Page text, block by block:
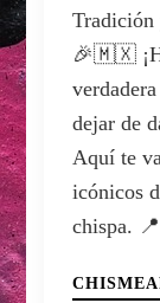
Tradición
🎉🇲🇽
dejar de
Aquí te
icónicos
chispa.